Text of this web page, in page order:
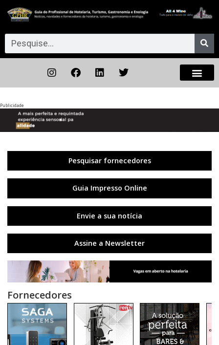
Publicidade
Pesquisar fornecedores
Guia Impresso Online
Envie a sua notícia
Assine a Newsletter
Fornecedores